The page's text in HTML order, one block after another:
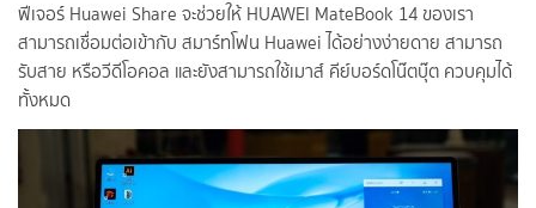
ฟีเจอร์ Huawei Share จะช่วยให้ HUAWEI MateBook 14 ของเรา
สามารถเชื่อมต่อเข้ากับ สมาร์ทโฟน Huawei ได้อย่างง่ายดาย สามารถ
รับสาย หรือวีดีโอคอล และยังสามารถใช้เมาส์ คีย์บอร์ดโน๊ตบุ๊ต ควบคุมได้
ทั้งหมด